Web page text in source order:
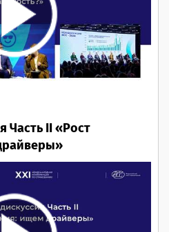
Часть II «Рост